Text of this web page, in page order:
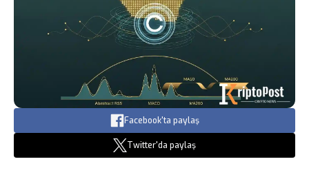
Facebook'ta paylaş
Twitter'da paylaş